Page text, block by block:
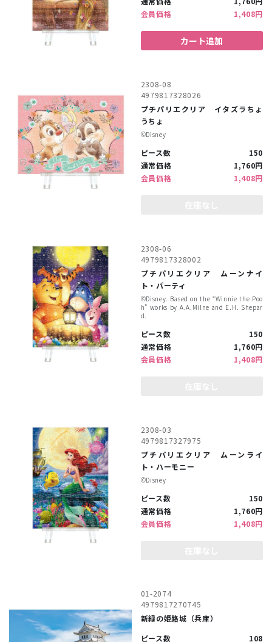
会員価格
1,408円
カート追加
2308-08
4979817328026
プチパリエクリア イタズラちょ
うちょ
©︎Disney
ピース数
150
通常価格
1,760円
会員価格
1,408円
2308-06
4979817328002
プチパリエクリア ムーンナイ
ト・パーティ
©︎Disney. Based on the “Winnie the Poo
h” works by A.A.Milne and E.H. Shepar
d.
ピース数
150
通常価格
1,760円
会員価格
1,408円
2308-03
4979817327975
プチパリエクリア ムーンライ
ト・ハーモニー
©︎Disney
ピース数
150
通常価格
1,760円
会員価格
1,408円
01-2074
4979817270745
新緑の姫路城（兵庫）
ピース数
108